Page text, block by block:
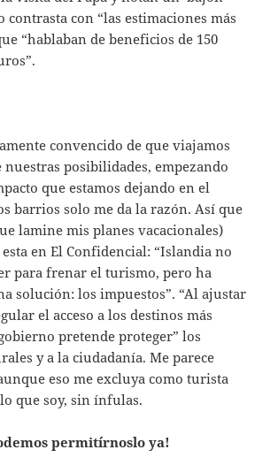
contrasta con “las estimaciones más
“hablaban de beneficios de 150
convencido de que viajamos
nuestras posibilidades, empezando
que estamos dejando en el
barrios solo me da la razón. Así que
lamine mis planes vacacionales)
en El Confidencial: “Islandia no
para frenar el turismo, pero ha
solución: los impuestos”. “Al ajustar
el acceso a los destinos más
pretende proteger” los
y a la ciudadanía. Me parece
eso me excluya como turista
que soy, sin ínfulas.
permitírnoslo ya!